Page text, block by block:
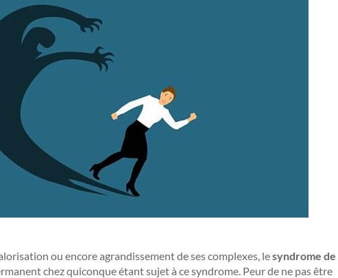
ou encore agrandissement de ses complexes, lesyndrome de
chez quiconque étant sujet à ce syndrome. Peur de ne pas être